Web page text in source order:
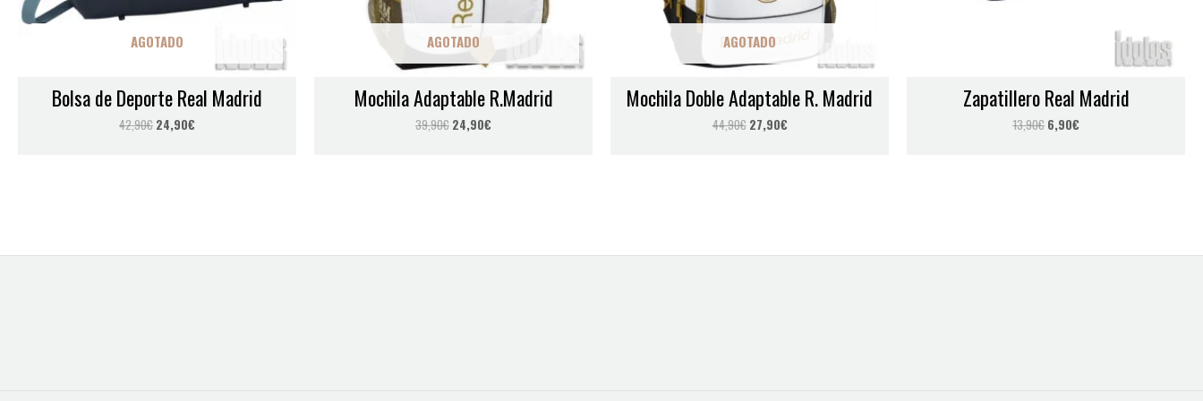
AGOTADO
Bolsa de Deporte Real Madrid
42,90€ 24,90€
AGOTADO
Mochila Adaptable R.Madrid
39,90€ 24,90€
AGOTADO
Mochila Doble Adaptable R. Madrid
44,90€ 27,90€
Zapatillero Real Madrid
13,90€ 6,90€